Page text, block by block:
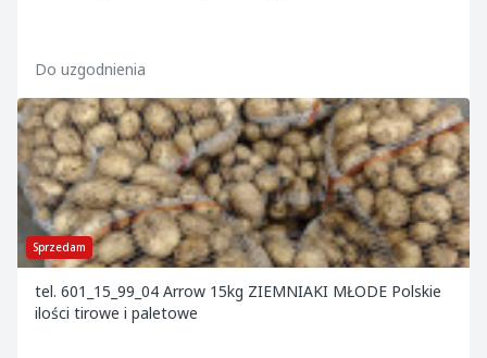
Do uzgodnienia
Sprzedam
tel. 601_15_99_04 Arrow 15kg ZIEMNIAKI MŁODE Polskie
ilości tirowe i paletowe